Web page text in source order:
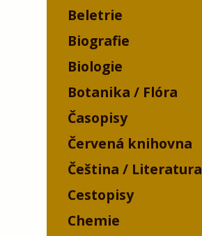
Beletrie
Biografie
Biologie
Botanika / Flóra
Časopisy
Červená knihovna
Čeština / Literatura
Cestopisy
Chemie